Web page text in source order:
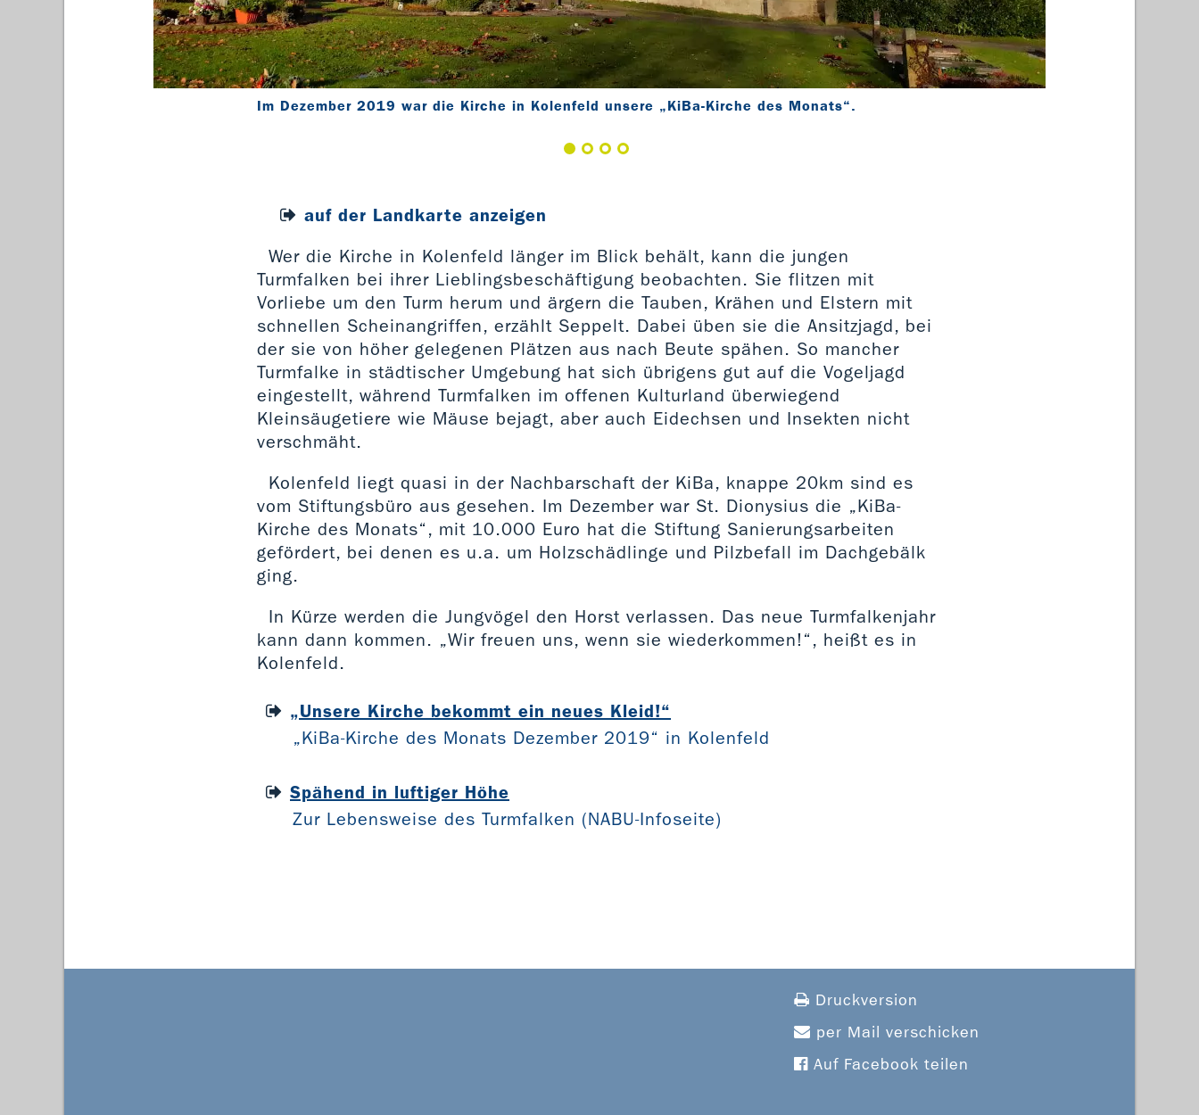
Im Dezember 2019 war die Kirche in Kolenfeld unsere „KiBa-Kirche des Monats“.
auf der Landkarte anzeigen
Wer die Kirche in Kolenfeld länger im Blick behält, kann die jungen
Turmfalken bei ihrer Lieblingsbeschäftigung beobachten. Sie flitzen mit
Vorliebe um den Turm herum und ärgern die Tauben, Krähen und Elstern mit
schnellen Scheinangriffen, erzählt Seppelt. Dabei üben sie die Ansitzjagd, bei
der sie von höher gelegenen Plätzen aus nach Beute spähen. So mancher
Turmfalke in städtischer Umgebung hat sich übrigens gut auf die Vogeljagd
eingestellt, während Turmfalken im offenen Kulturland überwiegend
Kleinsäugetiere wie Mäuse bejagt, aber auch Eidechsen und Insekten nicht
verschmäht.
Kolenfeld liegt quasi in der Nachbarschaft der KiBa, knappe 20km sind es
vom Stiftungsbüro aus gesehen. Im Dezember war St. Dionysius die „KiBa-
Kirche des Monats“, mit 10.000 Euro hat die Stiftung Sanierungsarbeiten
gefördert, bei denen es u.a. um Holzschädlinge und Pilzbefall im Dachgebälk
ging.
In Kürze werden die Jungvögel den Horst verlassen. Das neue Turmfalkenjahr
kann dann kommen. „Wir freuen uns, wenn sie wiederkommen!“, heißt es in
Kolenfeld.
„Unsere Kirche bekommt ein neues Kleid!“
„KiBa-Kirche des Monats Dezember 2019“ in Kolenfeld
Spähend in luftiger Höhe
Zur Lebensweise des Turmfalken (NABU-Infoseite)
Druckversion
per Mail verschicken
Auf Facebook teilen